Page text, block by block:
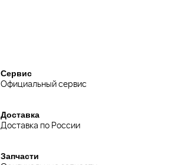
Сервис
Официальный сервис
Доставка
Доставка по России
Запчасти